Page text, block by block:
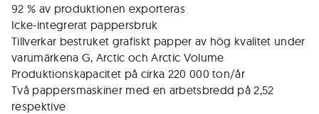
92 % av produktionen exporteras
Icke-integrerat pappersbruk
Tillverkar bestruket grafiskt papper av hög kvalitet under
varumärkena G, Arctic och Arctic Volume
Produktionskapacitet på cirka 220 000 ton/år
Två pappersmaskiner med en arbetsbredd på 2,52
respektive